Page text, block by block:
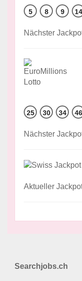
5 8 9 14
Nächster
25 30 34 46
Nächster
Aktueller
Searchjobs.ch